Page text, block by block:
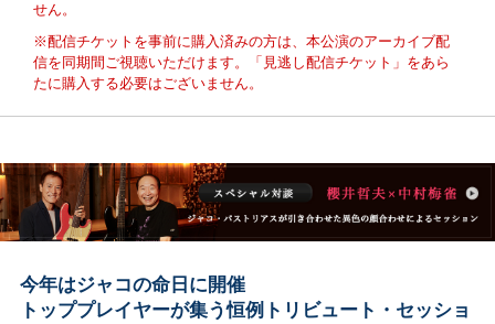
せん。
※配信チケットを事前に購入済みの方は、本公演のアーカイブ配
信を同期間ご視聴いただけます。「見逃し配信チケット」をあら
たに購入する必要はございません。
今年はジャコの命日に開催
トッププレイヤーが集う恒例トリビュート・セッショ